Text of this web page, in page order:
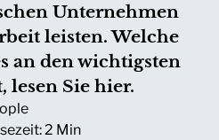
Unternehmen
leisten. Welche
an den wichtigsten
lesen Sie hier.
2 Min